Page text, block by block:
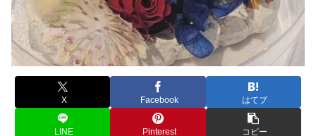
X Facebook はてブ
LINE Pinterest コピー